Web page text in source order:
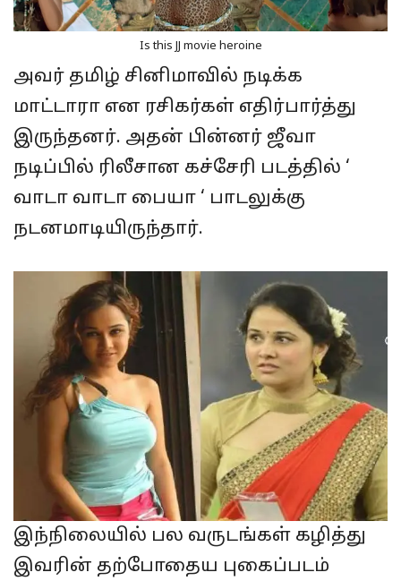
Is this JJ movie heroine
அவர் தமிழ் சினிமாவில் நடிக்க
மாட்டாரா என ரசிகர்கள் எதிர்பார்த்து
இருந்தனர். அதன் பின்னர் ஜீவா
நடிப்பில் ரிலீசான கச்சேரி படத்தில் ‘
வாடா வாடா பையா ‘ பாடலுக்கு
நடனமாடியிருந்தார்.
இந்நிலையில் பல வருடங்கள் கழித்து
இவரின் தற்போதைய புகைப்படம்